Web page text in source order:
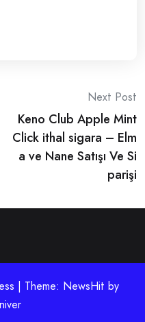
Next Post
Keno Club Apple Mint
Click ithal sigara – Elm
a ve Nane Satışı Ve Si
parişi
| Theme: NewsHit by